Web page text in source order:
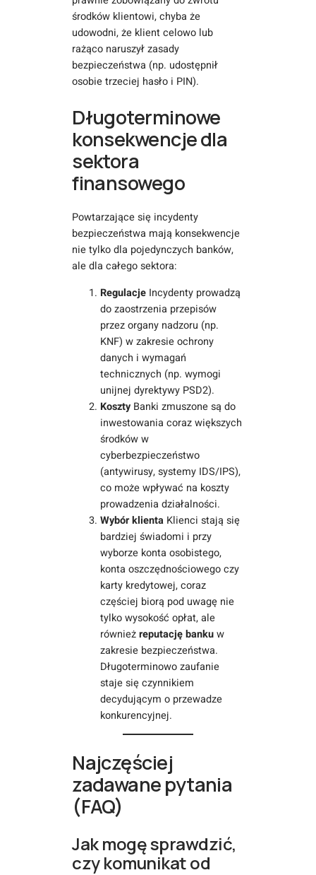
środków klientowi, chyba że
udowodni, że klient celowo lub
rażąco naruszył zasady
bezpieczeństwa (np. udostępnił
osobie trzeciej hasło i PIN).
Długoterminowe
konsekwencje dla
sektora
finansowego
Powtarzające się incydenty
bezpieczeństwa mają konsekwencje
nie tylko dla pojedynczych banków,
ale dla całego sektora:
Regulacje Incydenty prowadzą
do zaostrzenia przepisów
przez organy nadzoru (np.
KNF) w zakresie ochrony
danych i wymagań
technicznych (np. wymogi
unijnej dyrektywy PSD2).
Koszty Banki zmuszone są do
inwestowania coraz większych
środków w
cyberbezpieczeństwo
(antywirusy, systemy IDS/IPS),
co może wpływać na koszty
prowadzenia działalności.
Wybór klienta Klienci stają się
bardziej świadomi i przy
wyborze konta osobistego,
konta oszczędnościowego czy
karty kredytowej, coraz
częściej biorą pod uwagę nie
tylko wysokość opłat, ale
równieżreputację bankuw
zakresie bezpieczeństwa.
Długoterminowo zaufanie
staje się czynnikiem
decydującym o przewadze
konkurencyjnej.
Najczęściej
zadawane pytania
(FAQ)
Jak mogę sprawdzić,
czy komunikat od